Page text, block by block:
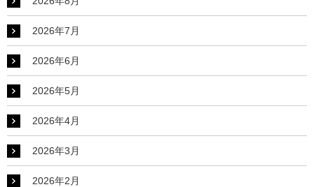
2026年7月
2026年6月
2026年5月
2026年4月
2026年3月
2026年2月